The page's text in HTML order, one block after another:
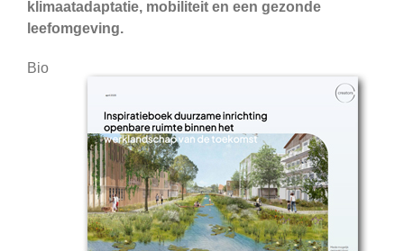
klimaatadaptatie, mobiliteit en een gezonde
leefomgeving.
Bio